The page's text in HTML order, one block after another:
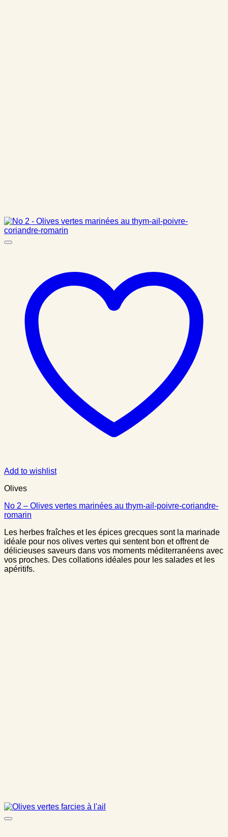
Add to wishlist
Olives
No 2 – Olives vertes marinées au thym-ail-poivre-coriandre-
romarin
Les herbes fraîches et les épices grecques sont la marinade
idéale pour nos olives vertes qui sentent bon et offrent de
délicieuses saveurs dans vos moments méditerranéens avec
vos proches. Des collations idéales pour les salades et les
apéritifs.